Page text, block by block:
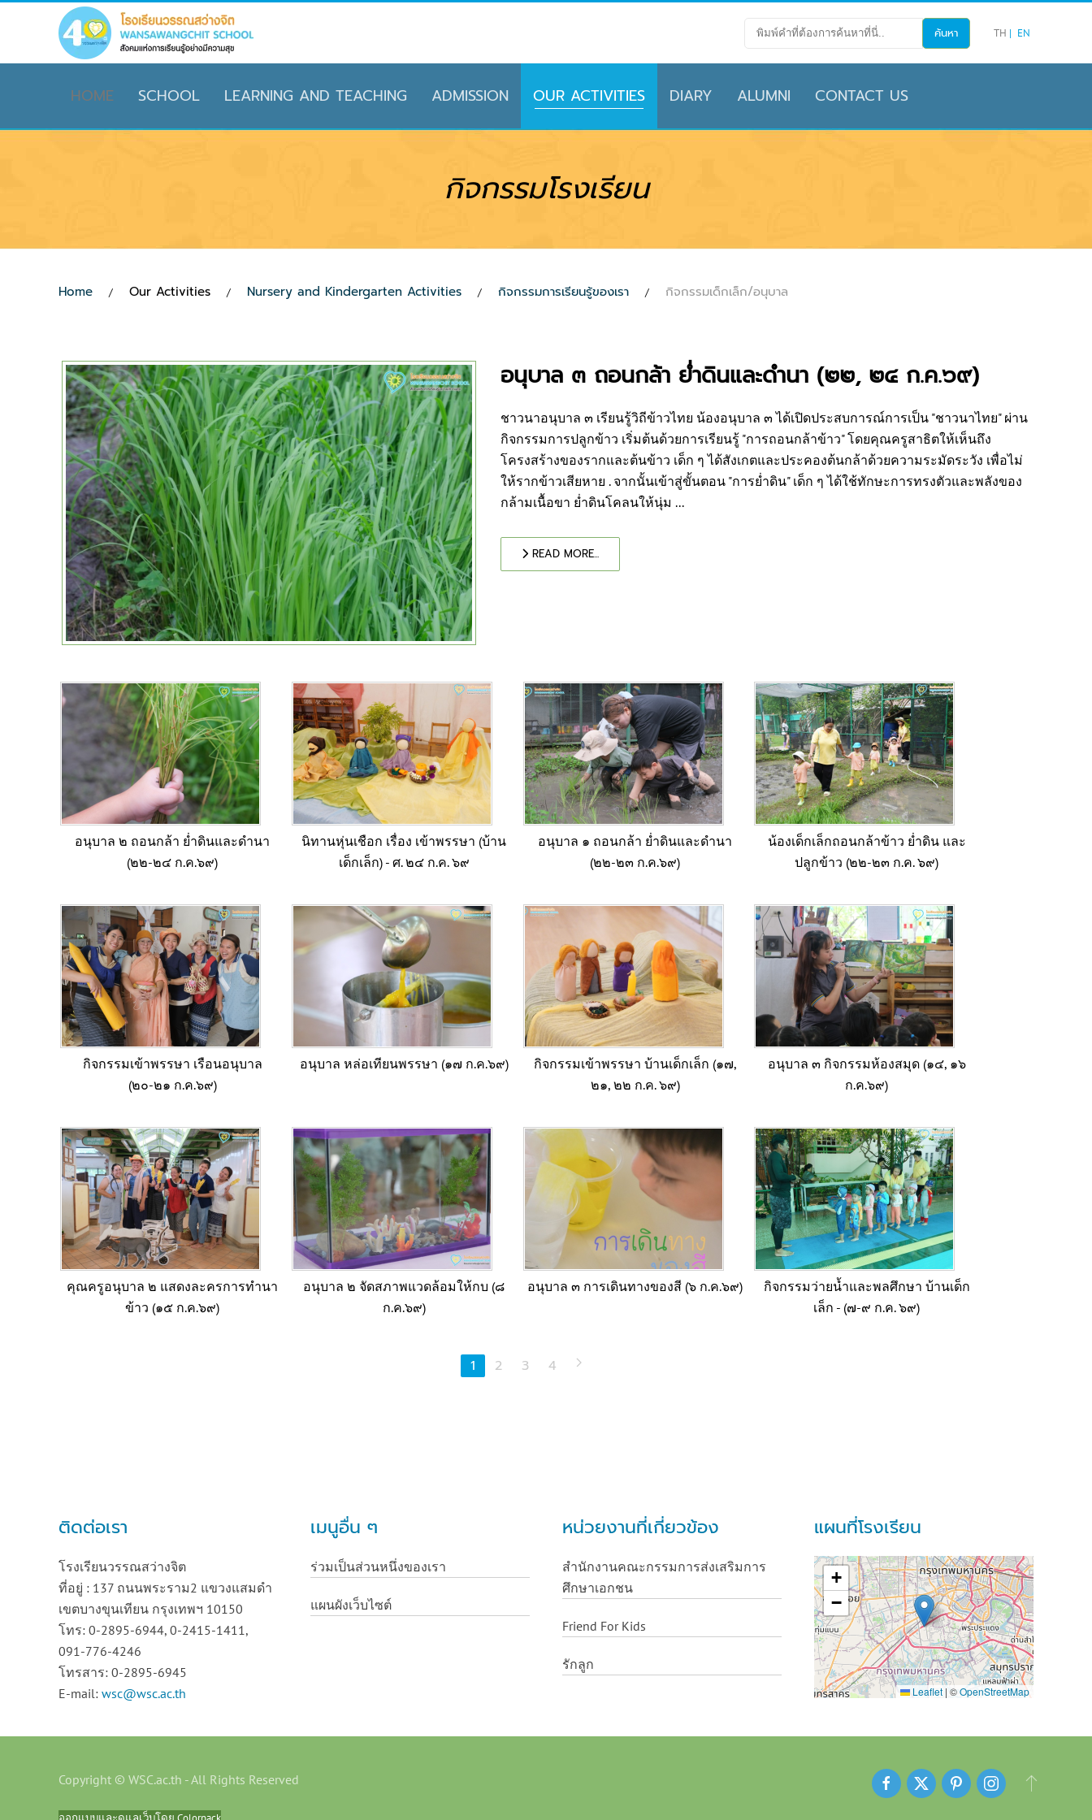
Skip to main content
TH EN
HOME SCHOOL LEARNING AND TEACHING ADMISSION OUR ACTIVITIES DIARY ALUMNI CONTACT US
กิจกรรมโรงเรียน
Home Our Activities Nursery and Kindergarten Activities กิจกรรมการเรียนรู้ของเรา กิจกรรมเด็กเล็ก/อนุบาล
อนุบาล ๓ ถอนกล้า ย่ำดินและดำนา (๒๒, ๒๔ ก.ค.๖๙)
ชาวนาอนุบาล ๓ เรียนรู้วิถีข้าวไทย น้องอนุบาล ๓ ได้เปิดประสบการณ์การเป็น "ชาวนาไทย" ผ่าน
กิจกรรมการปลูกข้าว เริ่มต้นด้วยการเรียนรู้ "การถอนกล้าข้าว" โดยคุณครูสาธิตให้เห็นถึง
โครงสร้างของรากและต้นข้าว เด็ก ๆ ได้สังเกตและประคองต้นกล้าด้วยความระมัดระวัง เพื่อไม่
ให้รากข้าวเสียหาย . จากนั้นเข้าสู่ขั้นตอน "การย่ำดิน" เด็ก ๆ ได้ใช้ทักษะการทรงตัวและพลังของ
กล้ามเนื้อขา ย่ำดินโคลนให้นุ่ม ...
READ MORE...
อนุบาล ๒ ถอนกล้า ย่ำดินและดำนา
(๒๒-๒๔ ก.ค.๖๙)
นิทานหุ่นเชือก เรื่อง เข้าพรรษา (บ้าน
เด็กเล็ก) - ศ. ๒๔ ก.ค. ๖๙
อนุบาล ๑ ถอนกล้า ย่ำดินและดำนา
(๒๒-๒๓ ก.ค.๖๙)
น้องเด็กเล็กถอนกล้าข้าว ย่ำดิน และ
ปลูกข้าว (๒๒-๒๓ ก.ค. ๖๙)
กิจกรรมเข้าพรรษา เรือนอนุบาล
(๒๐-๒๑ ก.ค.๖๙)
อนุบาล หล่อเทียนพรรษา (๑๗ ก.ค.๖๙)
กิจกรรมเข้าพรรษา บ้านเด็กเล็ก (๑๗,
๒๑, ๒๒ ก.ค. ๖๙)
อนุบาล ๓ กิจกรรมห้องสมุด (๑๔, ๑๖
ก.ค.๖๙)
คุณครูอนุบาล ๒ แสดงละครการทำนา
ข้าว (๑๕ ก.ค.๖๙)
อนุบาล ๒ จัดสภาพแวดล้อมให้กบ (๘
ก.ค.๖๙)
อนุบาล ๓ การเดินทางของสี (๖ ก.ค.๖๙)
กิจกรรมว่ายน้ำและพลศึกษา บ้านเด็ก
เล็ก - (๗-๙ ก.ค. ๖๙)
1 2 3 4
ติดต่อเรา
โรงเรียนวรรณสว่างจิต
ที่อยู่ : 137 ถนนพระราม2 แขวงแสมดำ
เขตบางขุนเทียน กรุงเทพฯ 10150
โทร: 0-2895-6944, 0-2415-1411,
091-776-4246
โทรสาร: 0-2895-6945
E-mail: wsc@wsc.ac.th
เมนูอื่น ๆ
ร่วมเป็นส่วนหนึ่งของเรา
แผนผังเว็บไซต์
หน่วยงานที่เกี่ยวข้อง
สำนักงานคณะกรรมการส่งเสริมการ
ศึกษาเอกชน
Friend For Kids
รักลูก
แผนที่โรงเรียน
+
−
Leaflet | ©OpenStreetMap
Copyright © WSC.ac.th - All Rights Reserved